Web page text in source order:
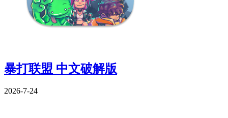
暴打联盟 中文破解版
2026-7-24